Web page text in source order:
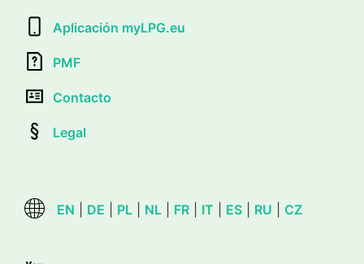
Aplicación myLPG.eu
PMF
Contacto
Legal
EN DE PL NL FR IT ES RU CZ